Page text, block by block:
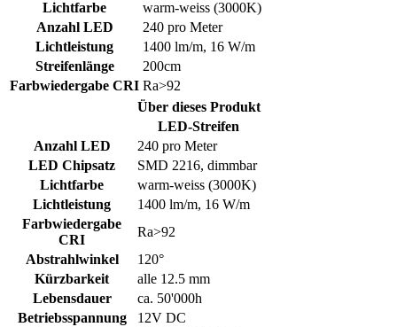
Lichtfarbe
warm-weiss (3000K)
Anzahl LED
240 pro Meter
Lichtleistung
1400 lm/m, 16 W/m
Streifenlänge
200cm
Farbwiedergabe CRI Ra>92
Über dieses Produkt
LED-Streifen
Anzahl LED
240 pro Meter
LED Chipsatz
SMD 2216, dimmbar
Lichtfarbe
warm-weiss (3000K)
Lichtleistung
1400 lm/m, 16 W/m
Farbwiedergabe
CRI
Ra>92
Abstrahlwinkel
120°
Kürzbarkeit
alle 12.5 mm
Lebensdauer
ca. 50'000h
Betriebsspannung
12V DC